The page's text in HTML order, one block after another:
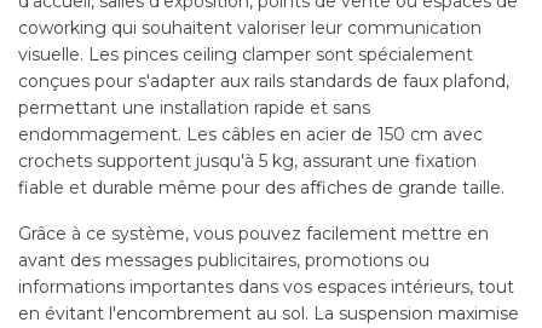
coworking qui souhaitent valoriser leur communication
visuelle. Les pinces ceiling clamper sont spécialement
conçues pour s'adapter aux rails standards de faux plafond,
permettant une installation rapide et sans
endommagement. Les câbles en acier de 150 cm avec
crochets supportent jusqu'à 5 kg, assurant une fixation
fiable et durable même pour des affiches de grande taille.
Grâce à ce système, vous pouvez facilement mettre en
avant des messages publicitaires, promotions ou
informations importantes dans vos espaces intérieurs, tout
en évitant l'encombrement au sol. La suspension maximise